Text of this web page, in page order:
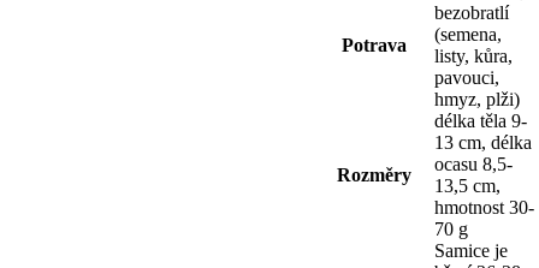
Potrava
bezobratlí
(semena,
listy, kůra,
pavouci,
hmyz, plži)
Rozměry
délka těla 9-
13 cm, délka
ocasu 8,5-
13,5 cm,
hmotnost 30-
70 g
Samice je